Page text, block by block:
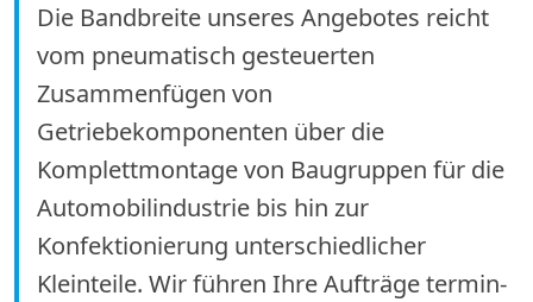
Die Bandbreite unseres Angebotes reicht
vom pneumatisch gesteuerten
Zusammenfügen von
Getriebekomponenten über die
Komplettmontage von Baugruppen für die
Automobilindustrie bis hin zur
Konfektionierung unterschiedlicher
Kleinteile. Wir führen Ihre Aufträge termin-